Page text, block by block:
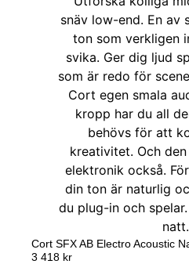
Cort SFX AB Electro Acoustic
3 418 kr